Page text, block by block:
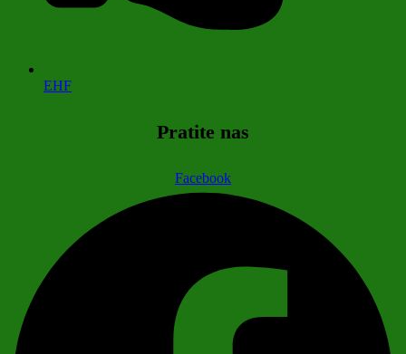
EHF
Pratite nas
Facebook